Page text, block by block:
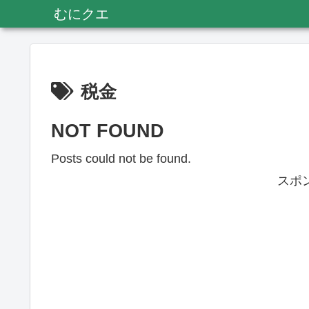
むにクエ
税金
NOT FOUND
Posts could not be found.
スポ